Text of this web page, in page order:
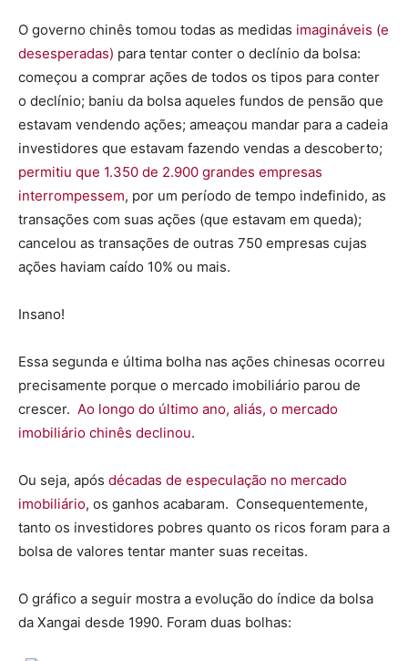
O governo chinês tomou todas as medidas imagináveis (e
desesperadas) para tentar conter o declínio da bolsa:
começou a comprar ações de todos os tipos para conter
o declínio; baniu da bolsa aqueles fundos de pensão que
estavam vendendo ações; ameaçou mandar para a cadeia
investidores que estavam fazendo vendas a descoberto;
permitiu que 1.350 de 2.900 grandes empresas
interrompessem, por um período de tempo indefinido, as
transações com suas ações (que estavam em queda);
cancelou as transações de outras 750 empresas cujas
ações haviam caído 10% ou mais.
Insano!
Essa segunda e última bolha nas ações chinesas ocorreu
precisamente porque o mercado imobiliário parou de
crescer. Ao longo do último ano, aliás, o mercado
imobiliário chinês declinou.
Ou seja, após décadas de especulação no mercado
imobiliário, os ganhos acabaram. Consequentemente,
tanto os investidores pobres quanto os ricos foram para a
bolsa de valores tentar manter suas receitas.
O gráfico a seguir mostra a evolução do índice da bolsa
da Xangai desde 1990. Foram duas bolhas: